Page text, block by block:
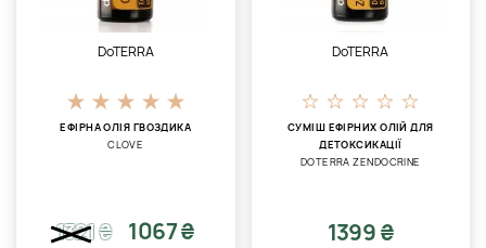
DoTERRA
ЕФІРНА ОЛІЯ ГВОЗДИКА
CLOVE
1321₴ 1067 ₴
DoTERRA
СУМІШ ЕФІРНИХ ОЛІЙ ДЛЯ
ДЕТОКСИКАЦІЇ
DOTERRA ZENDOCRINE
1399 ₴